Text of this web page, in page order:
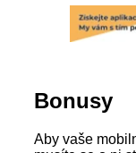
Bonusy
Aby vaše